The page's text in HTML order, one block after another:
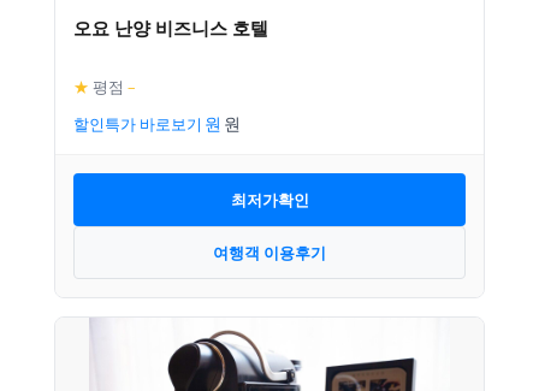
오요 난양 비즈니스 호텔
★ 평점 –
할인특가 바로보기
최저가확인
여행객 이용후기